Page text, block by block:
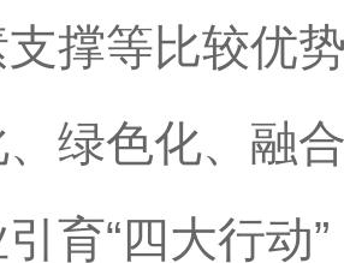
支撑等比较优
绿色化、融
育“四大行动